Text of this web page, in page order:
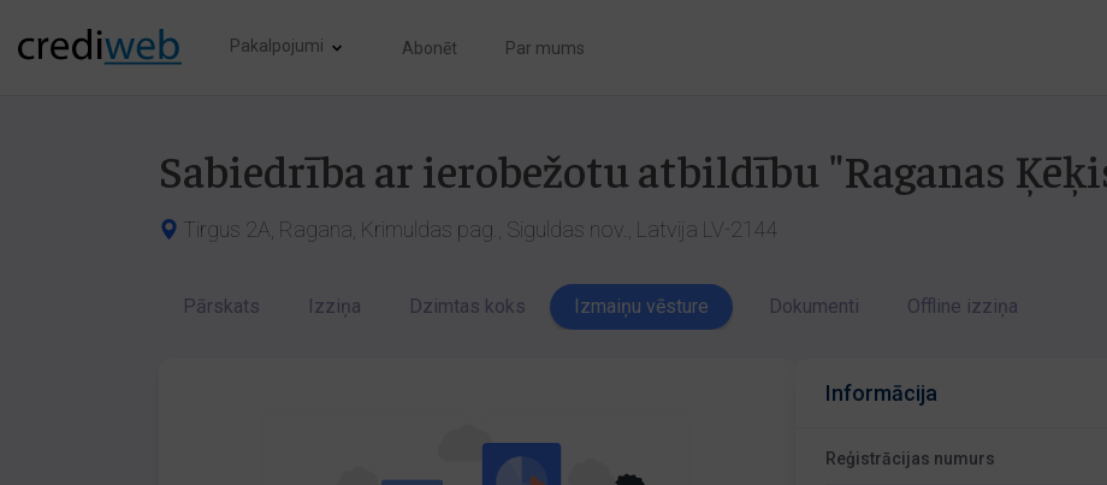
Pakalpojumi Abonēt Par mums
Sabiedrība ar ierobežotu atbildību "Raganas
Tirgus 2A, Ragana, Krimuldas pag., Siguldas nov., Latvija LV-2144
Pārskats Izziņa Dzimtas koks Izmaiņu vēsture Dokumenti Offline izziņa
Informācija
Reģistrācijas numurs